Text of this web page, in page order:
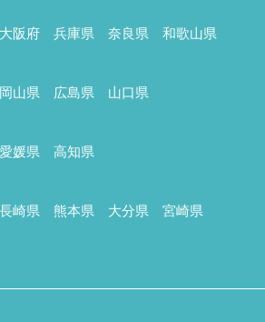
大阪府 兵庫県 奈良県 和歌山県
岡山県 広島県 山口県
愛媛県 高知県
長崎県 熊本県 大分県
宮崎県